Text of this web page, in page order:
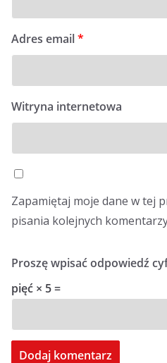
Adres email*
Witryna internetowa
Zapamiętaj moje dane w tej
pisania kolejnych
Proszę wpisać odpowiedź
pięć × 5 =